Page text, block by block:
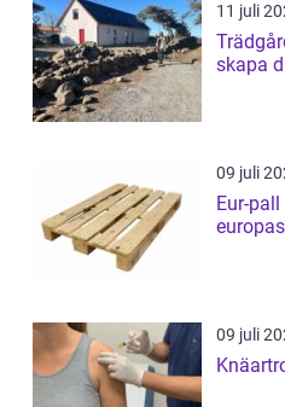
11 juli
skapa
09 juli
Eur-pall standarden som bär
09 juli